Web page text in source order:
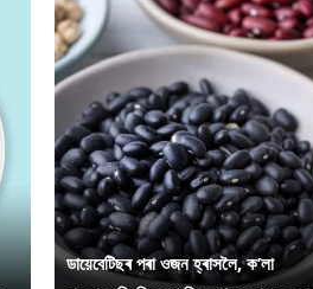
ডায়েবেটিছৰ পৰা ওজন হ্ৰাসলৈ, ক’লা